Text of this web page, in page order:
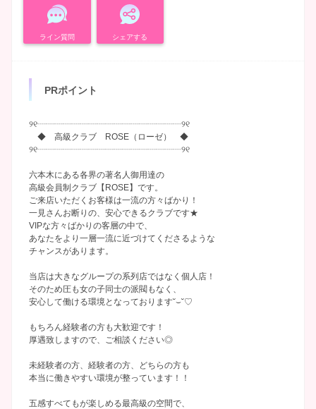
ライン質問 シェアする
PRポイント
୨୧┈┈┈┈┈┈┈┈┈┈┈┈┈┈┈┈┈୨୧
◆ 高級クラブ ROSE（ローゼ） ◆
୨୧┈┈┈┈┈┈┈┈┈┈┈┈┈┈┈┈┈୨୧
六本木にある各界の著名人御用達の
高級会員制クラブ【ROSE】です。
ご来店いただくお客様は一流の方々ばかり！
一見さんお断りの、安心できるクラブです★
VIPな方々ばかりの客層の中で、
あなたをより一層一流に近づけてくださるような
チャンスがあります。
当店は大きなグループの系列店ではなく個人店！
そのため圧も女の子同士の派閥もなく、
安心して働ける環境となっております˘⌣˘♡
もちろん経験者の方も大歓迎です！
厚遇致しますので、ご相談ください◎
未経験者の方、経験者の方、どちらの方も
本当に働きやすい環境が整っています！！
五感すべてもが楽しめる最高級の空間で、